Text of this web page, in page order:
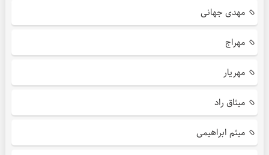
مهدی جهانی
مهراج
مهریار
میثاق راد
میثم ابراهیمی